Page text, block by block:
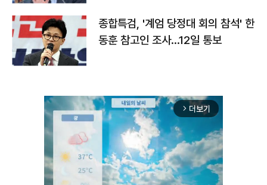
종합특검, '계엄 당정대 회의 참석' 한
동훈 참고인 조사...12일 통보
arrow_forward_ios 더보기